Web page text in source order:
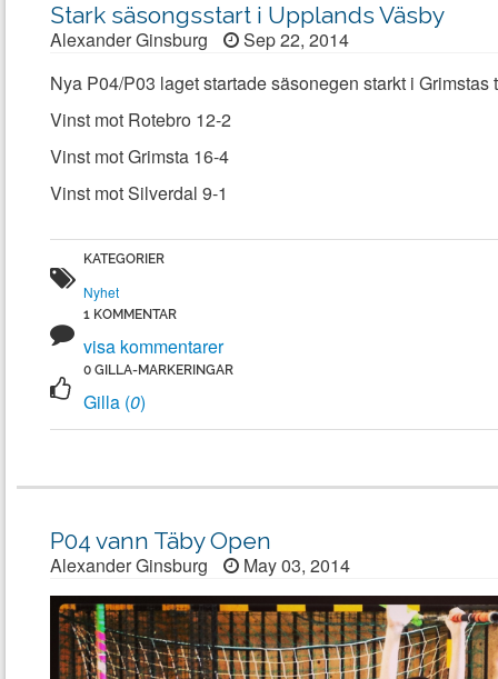
Stark säsongsstart i Upplands Väsby
Alexander Ginsburg
Sep 22, 2014
Nya P04/P03 laget startade säsonegen starkt i Grimstas
Vinst mot Rotebro 12-2
Vinst mot Grimsta 16-4
Vinst mot Silverdal 9-1
Nyhet
visa kommentarer
Gilla (0)
P04 vann Täby Open
Alexander Ginsburg May 03, 2014